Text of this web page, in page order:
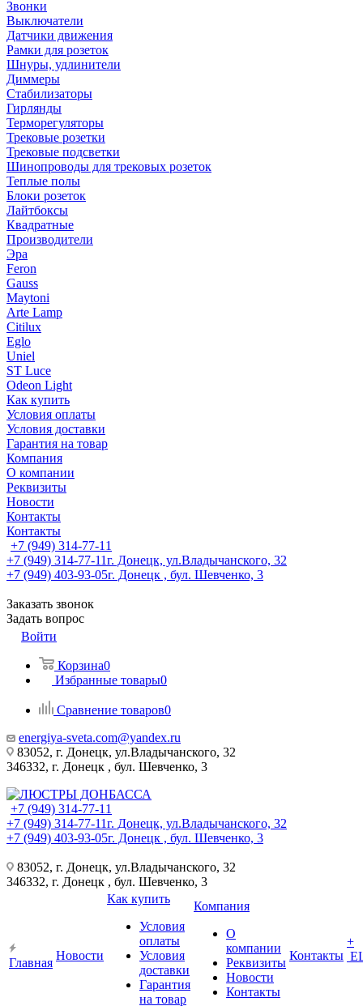
Звонки
Выключатели
Датчики движения
Рамки для розеток
Шнуры, удлинители
Диммеры
Стабилизаторы
Гирлянды
Терморегуляторы
Трековые розетки
Трековые подсветки
Шинопроводы для трековых розеток
Теплые полы
Блоки розеток
Лайтбоксы
Квадратные
Производители
Эра
Feron
Gauss
Maytoni
Arte Lamp
Citilux
Eglo
Uniel
ST Luce
Odeon Light
Как купить
Условия оплаты
Условия доставки
Гарантия на товар
Компания
О компании
Реквизиты
Новости
Контакты
Контакты
+7 (949) 314-77-11
+7 (949) 314-77-11г. Донецк, ул.Владычанского, 32
+7 (949) 403-93-05г. Донецк , бул. Шевченко, 3
Заказать звонок
Задать вопрос
Войти
Корзина0
Избранные товары0
Сравнение товаров0
energiya-sveta.com@yandex.ru
83052, г. Донецк, ул.Владычанского, 32
346332, г. Донецк , бул. Шевченко, 3
+7 (949) 314-77-11
+7 (949) 314-77-11г. Донецк, ул.Владычанского, 32
+7 (949) 403-93-05г. Донецк , бул. Шевченко, 3
83052, г. Донецк, ул.Владычанского, 32
346332, г. Донецк , бул. Шевченко, 3
Главная
Новости
Как купить
Условия
оплаты
Условия
доставки
Гарантия
на товар
Компания
О
компании
Реквизиты
Новости
Контакты
Контакты
+